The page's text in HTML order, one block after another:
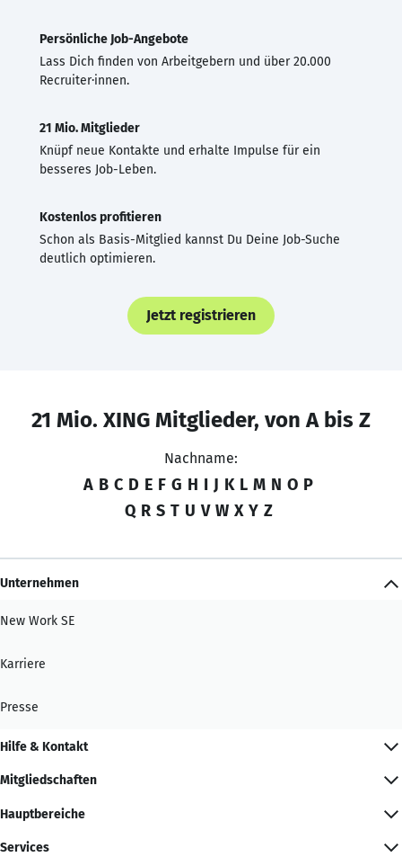
Persönliche Job-Angebote
Lass Dich finden von Arbeitgebern und über 20.000
Recruiter·innen.
21 Mio. Mitglieder
Knüpf neue Kontakte und erhalte Impulse für ein
besseres Job-Leben.
Kostenlos profitieren
Schon als Basis-Mitglied kannst Du Deine Job-Suche
deutlich optimieren.
Jetzt registrieren
21 Mio. XING Mitglieder, von A bis Z
Nachname:
A B C D E F G H I J K L M N O P
Q R S T U V W X Y Z
Unternehmen
New Work SE
Karriere
Presse
Hilfe & Kontakt
Mitgliedschaften
Hauptbereiche
Services